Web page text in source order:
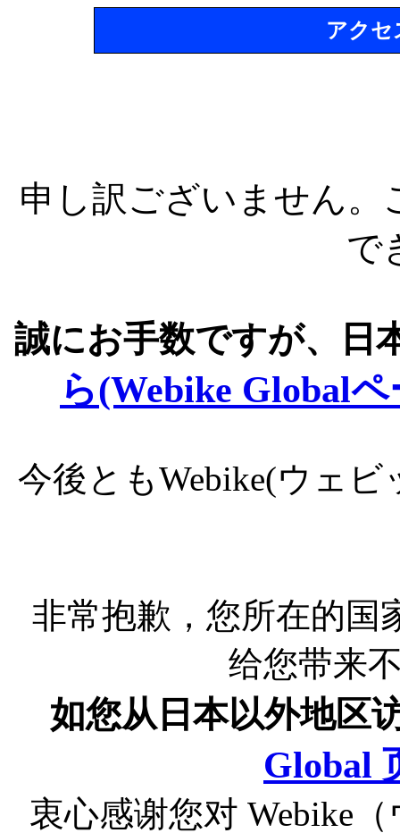
アクセ
申し訳ございません
で
誠にお手数ですが、日
ら(Webike Global
今後ともWebike(ウェ
非常抱歉，您所在的国
给您带来
如您从日本以外地区
Global
衷心感谢您对 Webike